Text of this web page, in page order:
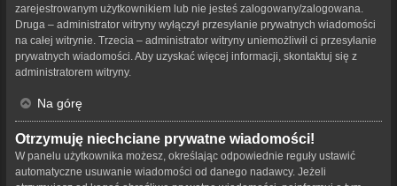
zarejestrowanym użytkownikiem lub nie jesteś zalogowany/zalogowana.
Druga – administrator witryny wyłączył przesyłanie prywatnych wiadomości
na całej witrynie. Trzecia – administrator witryny uniemożliwił ci przesyłanie
prywatnych wiadomości. Aby uzyskać więcej informacji, skontaktuj się z
administratorem witryny.
Na górę
Otrzymuję niechciane prywatne wiadomości!
W panelu użytkownika możesz, określając odpowiednie reguły ustawić
automatyczne usuwanie wiadomości od danego nadawcy. Jeżeli